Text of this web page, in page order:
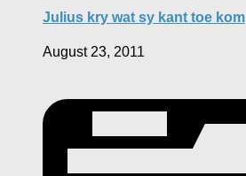
Julius kry wat sy kant toe kom
August 23, 2011